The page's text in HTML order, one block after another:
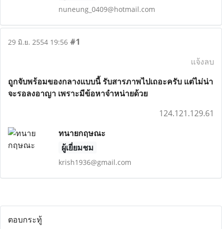
nuneung_0409@hotmail.com
29 มิ.ย. 2554 19:56 #1
แจ้งลบ
ถูกจับพร้อมของกลางแบบนี้ รับสารภาพไปเถอะครับ แต่ไม่น่า
จะรอลงอาญา เพราะมีข้อหาจำหน่ายด้วย
124.121.129.61
ทนายกฤษณะ
ผู้เยี่ยมชม
krish1936@gmail.com
ตอบกระทู้